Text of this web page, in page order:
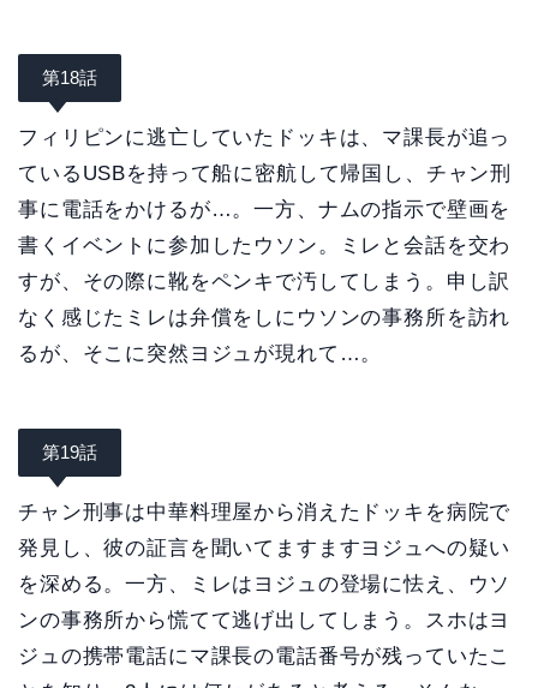
第18話
フィリピンに逃亡していたドッキは、マ課長が追っ
ているUSBを持って船に密航して帰国し、チャン刑
事に電話をかけるが…。一方、ナムの指示で壁画を
書くイベントに参加したウソン。ミレと会話を交わ
すが、その際に靴をペンキで汚してしまう。申し訳
なく感じたミレは弁償をしにウソンの事務所を訪れ
るが、そこに突然ヨジュが現れて…。
第19話
チャン刑事は中華料理屋から消えたドッキを病院で
発見し、彼の証言を聞いてますますヨジュへの疑い
を深める。一方、ミレはヨジュの登場に怯え、ウソ
ンの事務所から慌てて逃げ出してしまう。スホはヨ
ジュの携帯電話にマ課長の電話番号が残っていたこ